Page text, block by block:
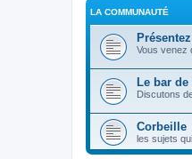
LA COMMUNAUTÉ
Vous venez
Le bar
Discutons
Corbeille
les sujets